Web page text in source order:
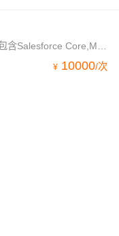
¥ 10000/次